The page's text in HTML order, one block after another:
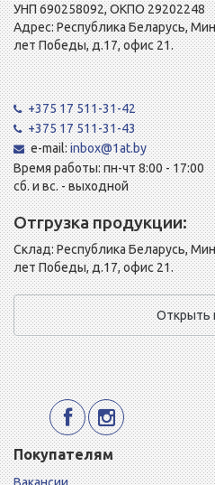
УНП 690258092, ОКПО 29202248
Адрес: Республика Беларусь,
лет Победы, д.17, офис 21.
+375 17 511-31-42
+375 17 511-31-43
e-mail:inbox@1at.by
Время работы: пн-чт 8:00 - 17:00
сб. и вс. - выходной
Отгрузка продукции:
Склад: Республика Беларусь,
лет Победы, д.17, офис 21.
Открыть
Покупателям